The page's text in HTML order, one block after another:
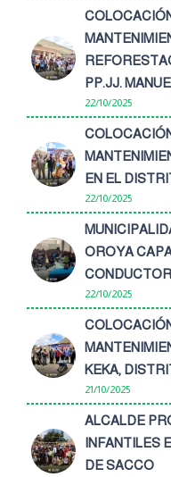
PP.JJ.
22/10/2025
EN EL
22/10/2025
OROYA
22/10/2025
KEKA,
21/10/2025
ALCALDE
INFANTILES
DE SACCO